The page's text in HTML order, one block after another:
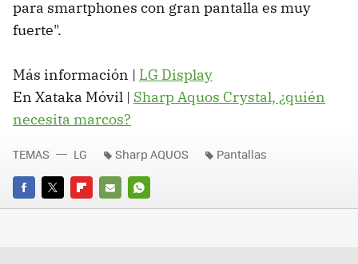
para smartphones con gran pantalla es muy
fuerte".
Más información | LG Display
En Xataka Móvil | Sharp Aquos Crystal, ¿quién
necesita marcos?
FACEBOOK
TWITTERFLIPBOARD
E-
WHATSAPP
TEMAS LG Sharp AQUOS Pantallas